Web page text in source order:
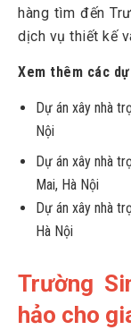
hàng tìm đến
dịch vụ thiết kế
Xem thêm các
Dự án xây nhà
Nội
Dự án xây nhà
Mai, Hà Nội
Dự án xây nhà
Hà Nội
Trường
hảo cho